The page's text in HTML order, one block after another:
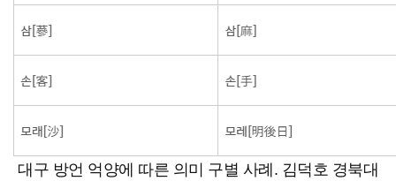
대구 방언 억양에 따른 의미 구별 사례. 김덕호 경북대